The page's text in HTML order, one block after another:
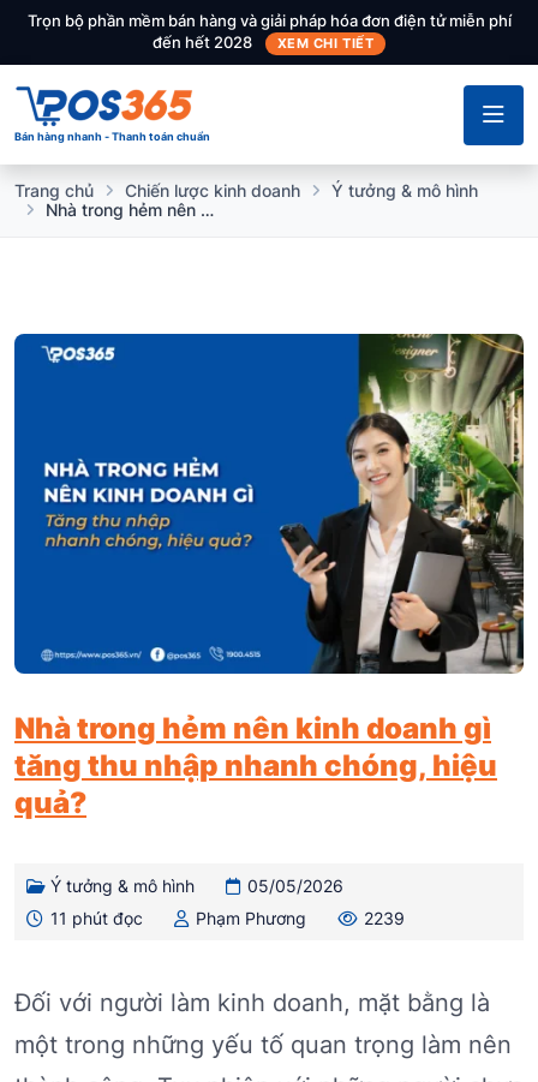
Trọn bộ phần mềm bán hàng và giải pháp hóa đơn điện tử miễn phí
đến hết 2028
XEM CHI TIẾT
Bán hàng nhanh - Thanh toán chuẩn
Trang chủ Chiến lược kinh doanh
Ý tưởng & mô hình
Nhà trong hẻm nên kinh doanh gì tăng thu nhập nhanh chóng, hiệu quả?
Nhà trong hẻm nên kinh doanh gì
tăng thu nhập nhanh chóng, hiệu
quả?
Ý tưởng & mô hình
05/05/2026
11 phút đọc
Phạm Phương 2239
Đối với người làm kinh doanh, mặt bằng là
một trong những yếu tố quan trọng làm nên